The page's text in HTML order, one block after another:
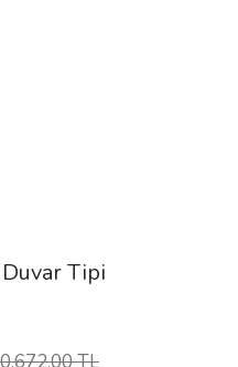
Tipi